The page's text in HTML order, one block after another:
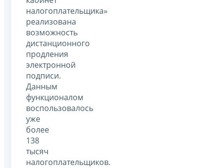
налогоплательщика»
реализована
возможность
дистанционного
продления
электронной
подписи.
Данным
функционалом
воспользовалось
уже
более
138
тысяч
налогоплательщиков.